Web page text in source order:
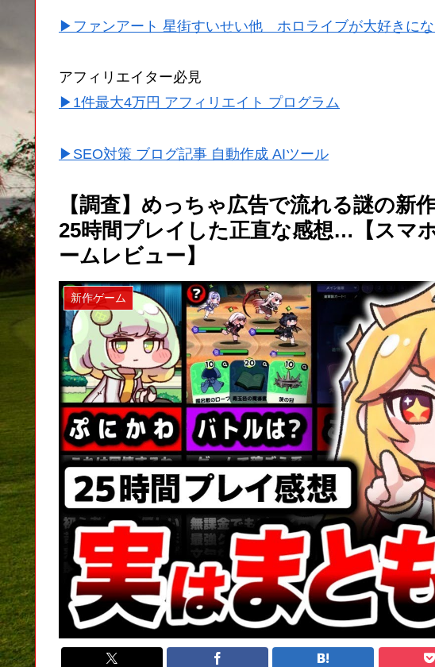
▶ファンアート 星街すいせい他 ホロライブが大好きにな
アフィリエイター必見
▶1件最大4万円 アフィリエイト プログラム
▶SEO対策 ブログ記事 自動作成 AIツール
【調査】めっちゃ広告で流れる謎の新
25時間プレイした正直な感想…【スマ
ームレビュー】
新作ゲーム